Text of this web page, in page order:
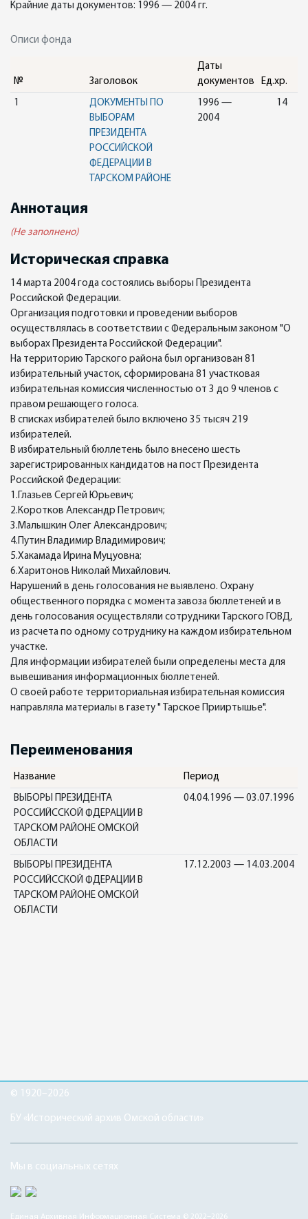
Крайние даты документов: 1996 — 2004 гг.
Описи фонда
№ Заголовок
Даты
документов
Ед.хр.
1
ДОКУМЕНТЫ ПО
ВЫБОРАМ
ПРЕЗИДЕНТА
РОССИЙСКОЙ
ФЕДЕРАЦИИ В
ТАРСКОМ РАЙОНЕ
1996 —
2004
14
Аннотация
(Не заполнено)
Историческая справка
14 марта 2004 года состоялись выборы Президента
Российской Федерации.
Организация подготовки и проведении выборов
осуществлялась в соответствии с Федеральным законом "О
выборах Президента Российской Федерации".
На территорию Тарского района был организован 81
избирательный участок, сформирована 81 участковая
избирательная комиссия численностью от 3 до 9 членов с
правом решающего голоса.
В списках избирателей было включено 35 тысяч 219
избирателей.
В избирательный бюллетень было внесено шесть
зарегистрированных кандидатов на пост Президента
Российской Федерации:
1.Глазьев Сергей Юрьевич;
2.Коротков Александр Петрович;
3.Малышкин Олег Александрович;
4.Путин Владимир Владимирович;
5.Хакамада Ирина Муцуовна;
6.Харитонов Николай Михайлович.
Нарушений в день голосования не выявлено. Охрану
общественного порядка с момента завоза бюллетеней и в
день голосования осуществляли сотрудники Тарского ГОВД,
из расчета по одному сотруднику на каждом избирательном
участке.
Для информации избирателей были определены места для
вывешивания информационных бюллетеней.
О своей работе территориальная избирательная комиссия
направляла материалы в газету " Тарское Прииртышье".
Переименования
Название Период
ВЫБОРЫ ПРЕЗИДЕНТА
РОССИЙССКОЙ ФДЕРАЦИИ В
ТАРСКОМ РАЙОНЕ ОМСКОЙ
ОБЛАСТИ
04.04.1996 — 03.07.1996
ВЫБОРЫ ПРЕЗИДЕНТА
РОССИЙССКОЙ ФДЕРАЦИИ В
ТАРСКОМ РАЙОНЕ ОМСКОЙ
ОБЛАСТИ
17.12.2003 — 14.03.2004
© 1920–2026
БУ «Исторический архив Омской области»
Мы в социальных сетях
Единая Архивная Информационная Система © 2022–2026